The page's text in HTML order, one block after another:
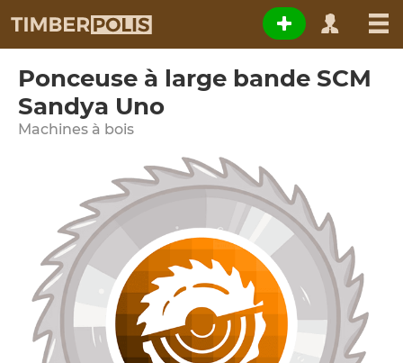
Ponceuse à large bande SCM
Sandya Uno
Machines à bois